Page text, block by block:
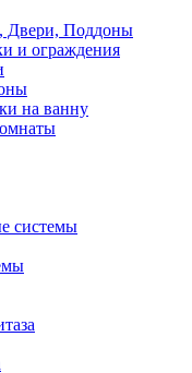
Двери, Поддоны
и ограждения
на ванну
системы